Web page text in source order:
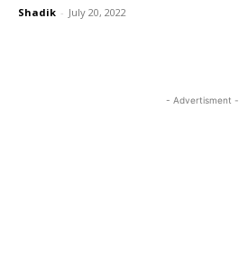
Shadik - July 20, 2022
- Advertisment -